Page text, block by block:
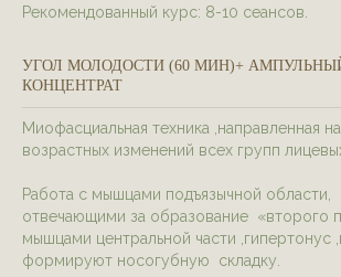
Рекомендованный курс: 8-10 сеансов.
УГОЛ МОЛОДОСТИ (60 МИН)+
КОНЦЕНТРАТ
Миофасциальная техника ,направленная
возрастных изменений всех групп
Работа с мышцами подъязычной области,
отвечающими за образование «второго
мышцами центральной части ,гипертонус
формируют носогубную складку.